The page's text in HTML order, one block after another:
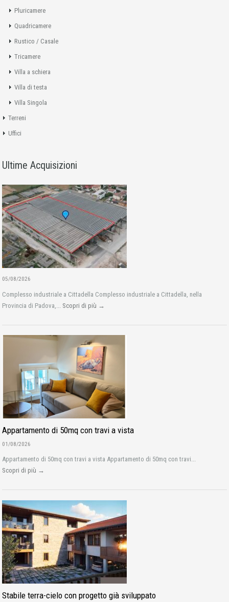
Pluricamere
Quadricamere
Rustico / Casale
Tricamere
Villa a schiera
Villa di testa
Villa Singola
Terreni
Uffici
Ultime Acquisizioni
05/08/2026
Complesso industriale a Cittadella Complesso industriale a Cittadella, nella
Provincia di Padova,... Scopri di più →
Appartamento di 50mq con travi a vista
01/08/2026
Appartamento di 50mq con travi a vista Appartamento di 50mq con travi...
Scopri di più →
Stabile terra-cielo con progetto già sviluppato